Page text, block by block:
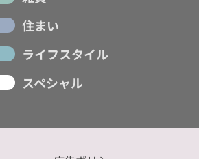
住まい
ライフスタイル
スペシャル